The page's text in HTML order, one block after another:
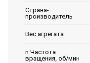
Страна-
производитель
Вес агрегата
n Частота
вращения, об/мин